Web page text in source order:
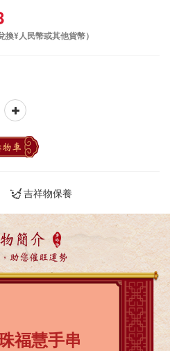
換¥人民幣或其他貨幣）
車
吉祥物保養
簡介
助您催旺運勢
福慧手串